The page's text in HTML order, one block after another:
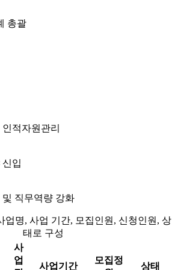
총괄
적자원관리
입
직무역량 강화
업명, 사업 기간, 모집인원, 신청인원, 상
태로 구성
사
업
사업기간
모집정
상태